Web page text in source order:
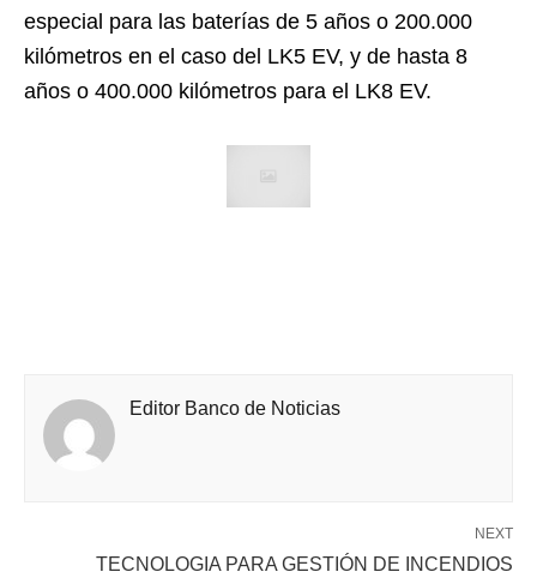
especial para las baterías de 5 años o 200.000
kilómetros en el caso del LK5 EV, y de hasta 8
años o 400.000 kilómetros para el LK8 EV.
Editor Banco de Noticias
NEXT
TECNOLOGIA PARA GESTIÓN DE INCENDIOS